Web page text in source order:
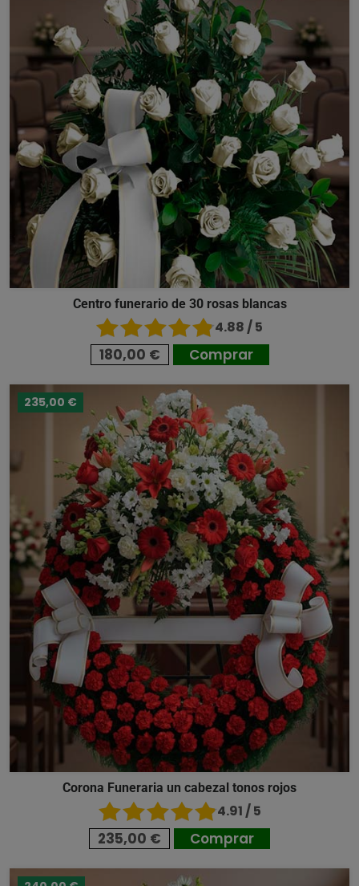
Centro funerario de 30 rosas blancas
4.88 / 5
180,00 € Comprar
235,00 €
Corona Funeraria un cabezal tonos rojos
4.91 / 5
235,00 € Comprar